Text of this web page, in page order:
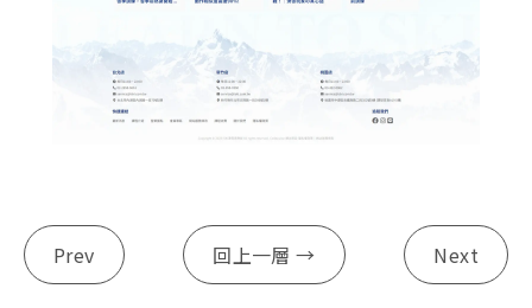
Prev 回上一層 → Next